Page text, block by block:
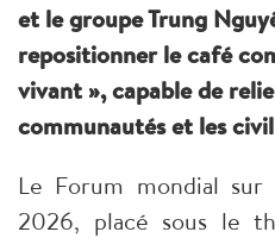
et le groupe Trung
repositionner le café
vivant », capable de
communautés et les
Le Forum mondial
2026, placé sous le